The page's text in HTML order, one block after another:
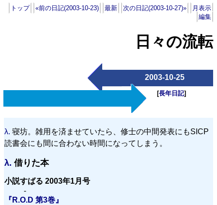
トップ «前の日記(2003-10-23) 最新 次の日記(2003-10-27)»
月表示
編集
日々の流転
2003-10-25
[長年日記]
λ. 寝坊。雑用を済ませていたら、修士の中間発表にもSICP
読書会にも間に合わない時間になってしまう。
λ. 借りた本
小説すばる 2003年1月号
-
『R.O.D 第3巻』